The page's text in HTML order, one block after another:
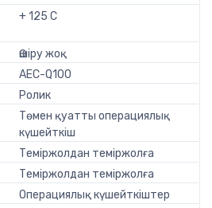
+ 125 C
Өшіру жоқ
AEC-Q100
Ролик
Төмен қуатты операциялық
күшейткіш
Теміржолдан теміржолға
Теміржолдан теміржолға
Операциялық күшейткіштер